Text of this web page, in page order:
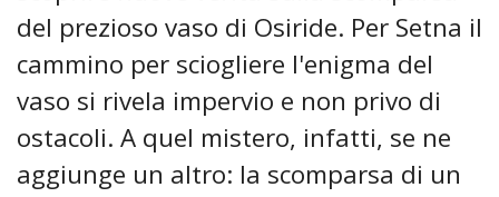
del prezioso vaso di Osiride. Per Setna il
cammino per sciogliere l'enigma del
vaso si rivela impervio e non privo di
ostacoli. A quel mistero, infatti, se ne
aggiunge un altro: la scomparsa di un